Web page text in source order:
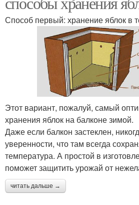
Способ первый: хранение яблок в
Этот вариант, пожалуй, самый
хранения яблок на балконе зимой.
Даже если балкон застеклен,
уверенности, что там всегда
температура. А простой в
поможет защитить урожай от
читать дальше →